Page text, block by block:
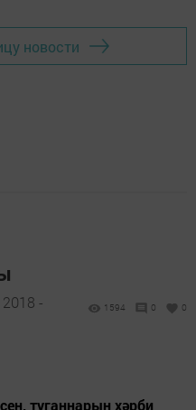
новости
-
1594 0 0
туганнарын хәрби